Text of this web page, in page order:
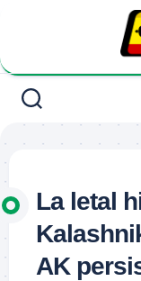
La letal
AK